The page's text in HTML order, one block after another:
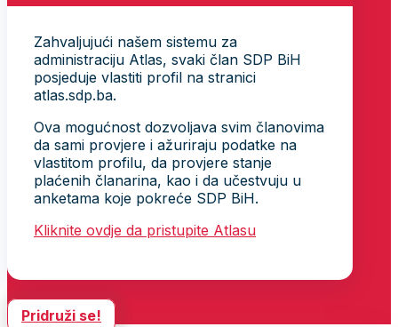
Zahvaljujući našem sistemu za
administraciju Atlas, svaki član SDP BiH
posjeduje vlastiti profil na stranici
atlas.sdp.ba.
Ova mogućnost dozvoljava svim članovima
da sami provjere i ažuriraju podatke na
vlastitom profilu, da provjere stanje
plaćenih članarina, kao i da učestvuju u
anketama koje pokreće SDP BiH.
Kliknite ovdje da pristupite Atlasu
Pridruži se!